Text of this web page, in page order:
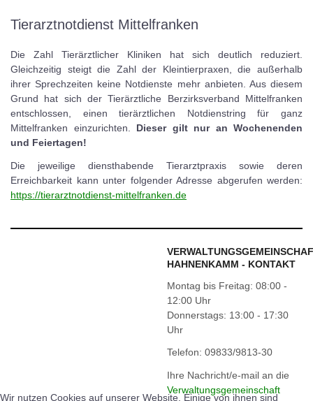
Tierarztnotdienst Mittelfranken
Die Zahl Tierärztlicher Kliniken hat sich deutlich reduziert.
Gleichzeitig steigt die Zahl der Kleintierpraxen, die außerhalb
ihrer Sprechzeiten keine Notdienste mehr anbieten. Aus diesem
Grund hat sich der Tierärztliche Berzirksverband Mittelfranken
entschlossen, einen tierärztlichen Notdienstring für ganz
Mittelfranken einzurichten. Dieser gilt nur an Wochenenden
und Feiertagen!
Die jeweilige diensthabende Tierarztpraxis sowie deren
Erreichbarkeit kann unter folgender Adresse abgerufen werden:
https://tierarztnotdienst-mittelfranken.de
HAHNENKAMM - KONTAKT
Montag bis Freitag: 08:00 -
12:00 Uhr
Donnerstags: 13:00 - 17:30
Uhr
Telefon: 09833/9813-30
Ihre Nachricht/e-mail an die
Verwaltungsgemeinschaft
Wir nutzen Cookies auf unserer Website. Einige von ihnen sind